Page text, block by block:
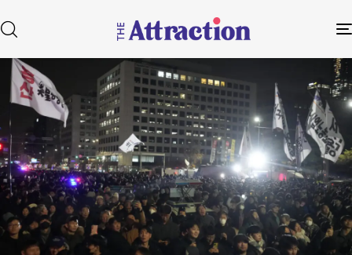
Type and hit enter
Author
Published
on:
Published
in: